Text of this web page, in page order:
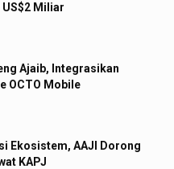
Miliar
Ajaib, Integrasikan
OCTO Mobile
Ekosistem, AAJI Dorong
KAPJ